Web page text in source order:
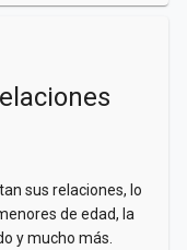
sus relaciones, lo
de edad, la
y mucho más.